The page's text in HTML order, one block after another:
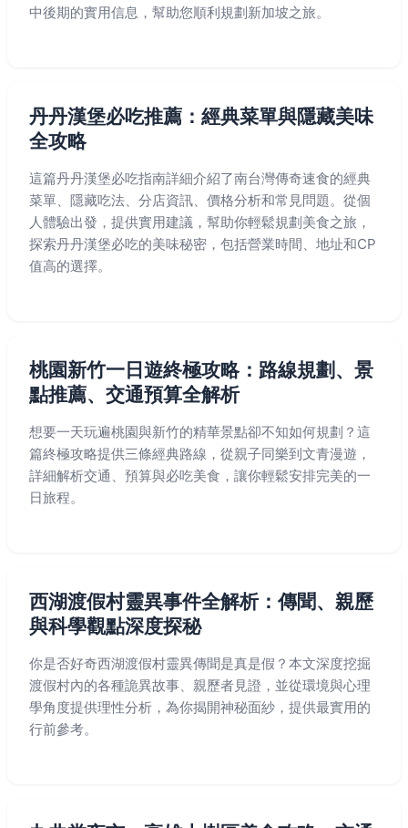
中後期的實用信息，幫助您順利規劃新加坡之旅。
丹丹漢堡必吃推薦：經典菜單與隱藏美味
全攻略
這篇丹丹漢堡必吃指南詳細介紹了南台灣傳奇速食的經典
菜單、隱藏吃法、分店資訊、價格分析和常見問題。從個
人體驗出發，提供實用建議，幫助你輕鬆規劃美食之旅，
探索丹丹漢堡必吃的美味秘密，包括營業時間、地址和CP
值高的選擇。
桃園新竹一日遊終極攻略：路線規劃、景
點推薦、交通預算全解析
想要一天玩遍桃園與新竹的精華景點卻不知如何規劃？這
篇終極攻略提供三條經典路線，從親子同樂到文青漫遊，
詳細解析交通、預算與必吃美食，讓你輕鬆安排完美的一
日旅程。
西湖渡假村靈異事件全解析：傳聞、親歷
與科學觀點深度探秘
你是否好奇西湖渡假村靈異傳聞是真是假？本文深度挖掘
渡假村內的各種詭異故事、親歷者見證，並從環境與心理
學角度提供理性分析，為你揭開神秘面紗，提供最實用的
行前參考。